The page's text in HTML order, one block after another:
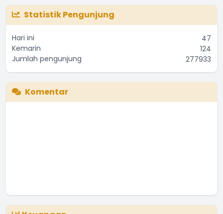
Statistik Pengunjung
Hari ini
47
Kemarin
124
Jumlah pengunjung
277933
Komentar